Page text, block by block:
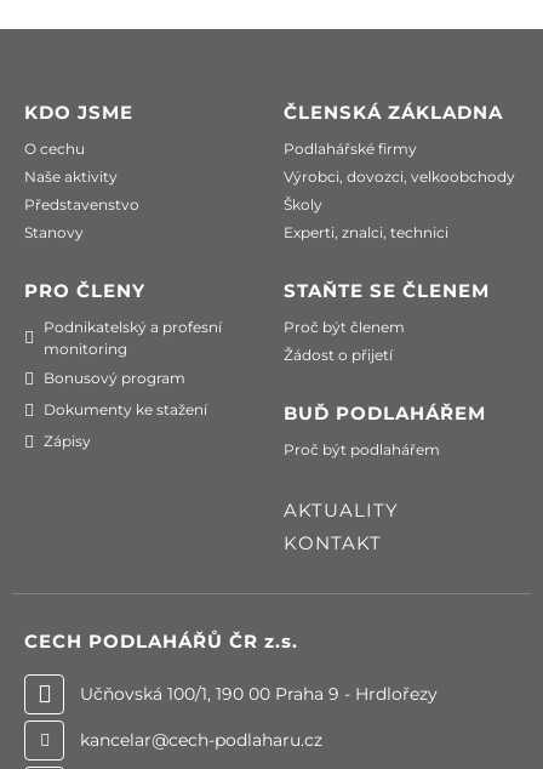
KDO JSME
O cechu
Naše aktivity
Představenstvo
Stanovy
PRO ČLENY
Podnikatelský a profesní
monitoring
Bonusový program
Dokumenty ke stažení
Zápisy
ČLENSKÁ ZÁKLADNA
Podlahářské firmy
Výrobci, dovozci, velkoobchody
Školy
Experti, znalci, technici
STAŇTE SE ČLENEM
Proč být členem
Žádost o přijetí
BUĎ PODLAHÁŘEM
Proč být podlahářem
AKTUALITY
KONTAKT
CECH PODLAHÁŘŮ ČR z.s.
Učňovská 100/1, 190 00 Praha 9 - Hrdlořezy
kancelar@cech-podlaharu.cz